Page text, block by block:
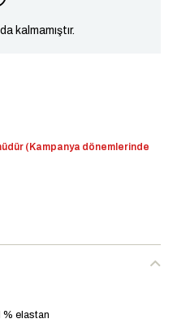
kalmamıştır.
(Kampanya dönemlerinde
% elastan